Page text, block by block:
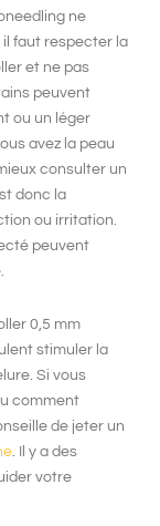
ne
il faut respecter la
et ne pas
peuvent
ou un léger
avez la peau
consulter un
donc la
ou irritation.
peuvent
0,5 mm
stimuler la
. Si vous
comment
de jeter un
. Il y a des
votre